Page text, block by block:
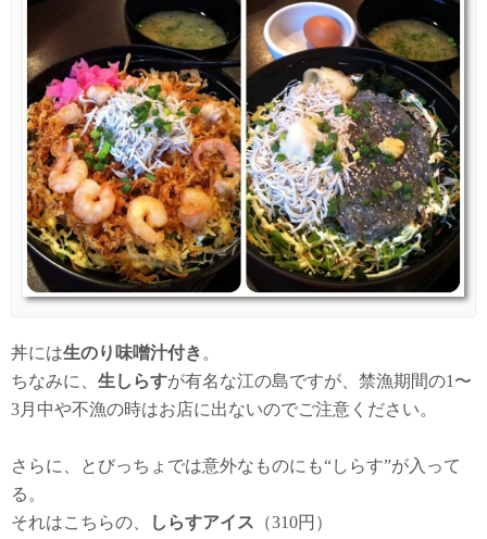
丼には生のり味噌汁付き 。
ちなみに、 生しらすが有名な江の島ですが、禁漁期間の1〜
3月中や不漁の時はお店に出ないのでご注意ください。
さらに、とびっちょでは意外なものにも“しらす”が入って
る。
それはこちらの、
しらすアイス （310円）